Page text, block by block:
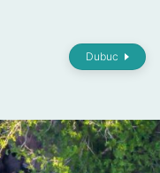
Dubuc